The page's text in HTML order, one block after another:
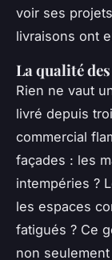
voir ses
livraisons ont
La qualité
Rien ne vaut
livré depuis
commercial
façades : les
intempéries ?
les espaces
fatigués ? Ce
non